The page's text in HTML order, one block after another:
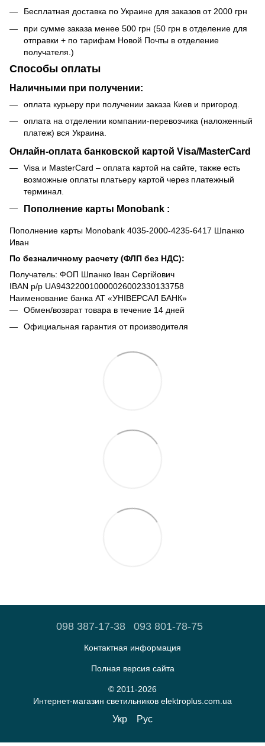
Бесплатная доставка по Украине для заказов от 2000 грн
при сумме заказа менее 500 грн (50 грн в отделение для
отправки + по тарифам Новой Почты в отделение
получателя.)
Способы оплаты
Наличными при получении:
оплата курьеру при получении заказа Киев и пригород.
оплата на отделении компании-перевозчика (наложенный
платеж) вся Украина.
Онлайн-оплата банковской картой Visa/MasterCard
Visa и MasterCard – оплата картой на сайте, также есть
возможные оплаты платьеру картой через платежный
терминал.
Пополнение карты Monobank :
Пополнение карты Monobank 4035-2000-4235-6417 Шпанко
Иван
По безналичному расчету (ФЛП без НДС):
Получатель: ФОП Шпанко Іван Сергійович
IBAN р/р UA943220010000026002330133758
Наименование банка АТ «УНІВЕРСАЛ БАНК»
Обмен/возврат товара в течение 14 дней
Официальная гарантия от производителя
098 387-17-38 093 801-78-75
Контактная информация
Полная версия сайта
© 2011-2026
Интернет-магазин светильников elektroplus.com.ua
Укр Рус